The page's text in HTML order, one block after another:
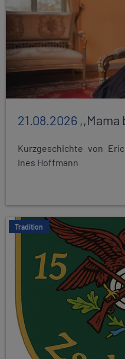
21.08.2026 ,,Mama
Kurzgeschichte von
Ines Hoffmann
Tradition